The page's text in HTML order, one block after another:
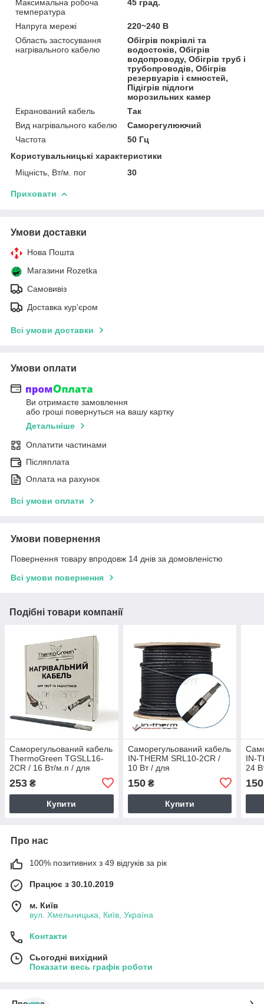
Максимальна робоча
температура
45 град.
Напруга мережі
220~240 В
Область застосування
нагрівального кабелю
Обігрів покрівлі та
водостоків, Обігрів
водопроводу, Обігрів труб і
трубопроводів, Обігрів
резервуарів і ємностей,
Підігрів підлоги
морозильних камер
Екранований кабель
Так
Вид нагрівального кабелю
Саморегулюючий
Частота
50 Гц
Користувальницькі характеристики
Міцність, Вт/м. пог
30
Приховати
Умови доставки
Нова Пошта
Магазини Rozetka
Самовивіз
Доставка кур'єром
Всі умови доставки
Умови оплати
Ви отримаєте замовлення
або гроші повернуться на вашу картку
Детальніше
Оплатити частинами
Післяплата
Оплата на рахунок
Всі умови оплати
Умови повернення
Повернення товару впродовж 14 днів за домовленістю
Всі умови повернення
Подібні товари компанії
Саморегульований кабель
ThermoGreen TGSLL16-
2CR / 16 Вт/м.п / для
антизледеніння дахів та
водостоків
253 ₴
Купити
Саморегульований кабель
IN-THERM SRL10-2CR /
10 Вт / для
антизледеніння дахів та
водостоків, труб
150₴
Купити
IN-
24
150
Про нас
100% позитивних з 49 відгуків за рік
Працює з 30.10.2019
м. Київ
вул. Хмельницька, Київ, Україна
Контакти
Сьогодні вихідний
Показати весь графік роботи